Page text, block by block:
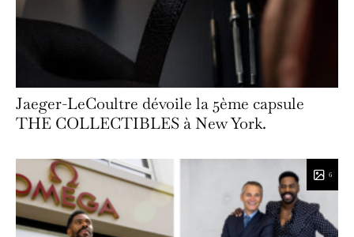
Jaeger-LeCoultre dévoile la 5ème capsule
THE COLLECTIBLES à New York.
6